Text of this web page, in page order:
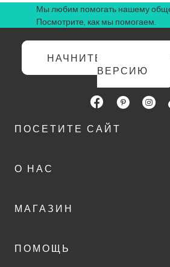
Мы любим помогать нашему
Посмотрите, как мы помогаем.
НАЧНИТЕ
ВЕРСИЮ
ПОСЕТИТЕ САЙТ
О НАС
МАГАЗИН
ПОМОЩЬ